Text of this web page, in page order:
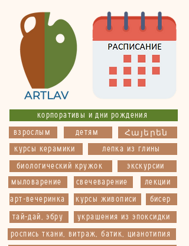
корпоративы и дни рождения
детям
взрослым Հայերեն
украшения из эпоксидки
мыловарение свечеварение
арт-вечеринка бисер
тай-дай, эбру
экскурсии
лепка из глины
роспись ткани, витраж, батик, цианотипия
курсы живописи
лекции
биологический кружок
курсы керамики